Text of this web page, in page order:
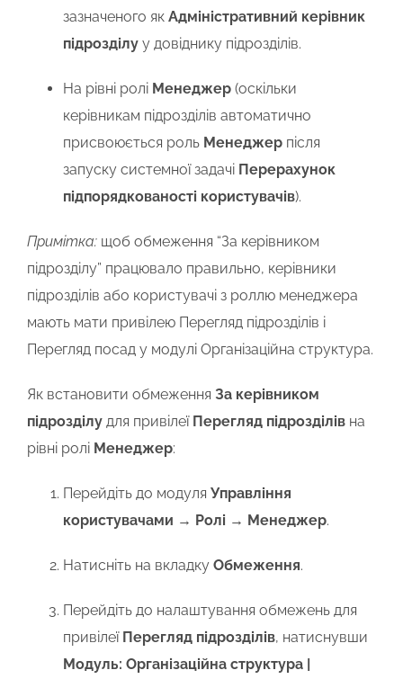
зазначеного як Адміністративний керівник
підрозділу у довіднику підрозділів.
На рівні ролі Менеджер (оскільки
керівникам підрозділів автоматично
присвоюється роль Менеджер після
запуску системної задачі Перерахунок
підпорядкованості користувачів).
Примітка: щоб обмеження “За керівником
підрозділу” працювало правильно, керівники
підрозділів або користувачі з роллю менеджера
мають мати привілею Перегляд підрозділів і
Перегляд посад у модулі Організаційна структура.
Як встановити обмеження За керівником
підрозділу для привілеї Перегляд підрозділів на
рівні ролі Менеджер:
Перейдіть до модуля Управління
користувачами → Ролі → Менеджер.
Натисніть на вкладку Обмеження.
Перейдіть до налаштування обмежень для
привілеї Перегляд підрозділів, натиснувши
Модуль: Організаційна структура |